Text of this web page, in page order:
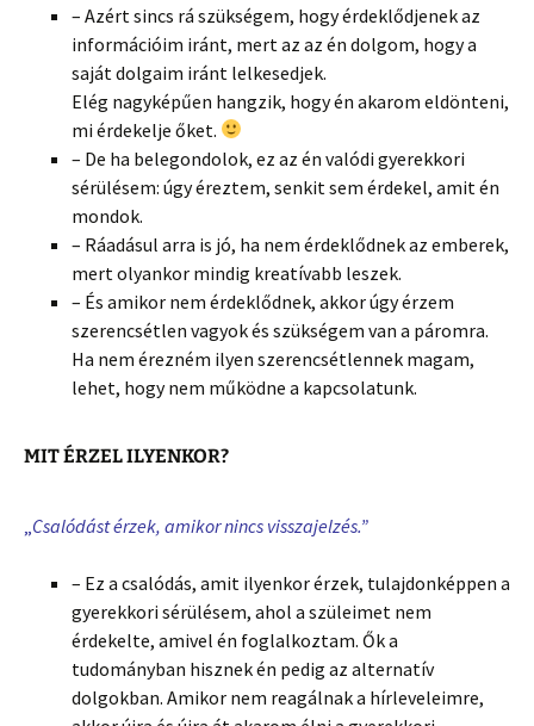
– Azért sincs rá szükségem, hogy érdeklődjenek az
információim iránt, mert az az én dolgom, hogy a
saját dolgaim iránt lelkesedjek.
Elég nagyképűen hangzik, hogy én akarom eldönteni,
mi érdekelje őket.
– De ha belegondolok, ez az én valódi gyerekkori
sérülésem: úgy éreztem, senkit sem érdekel, amit én
mondok.
– Ráadásul arra is jó, ha nem érdeklődnek az emberek,
mert olyankor mindig kreatívabb leszek.
– És amikor nem érdeklődnek, akkor úgy érzem
szerencsétlen vagyok és szükségem van a páromra.
Ha nem érezném ilyen szerencsétlennek magam,
lehet, hogy nem működne a kapcsolatunk.
MIT ÉRZEL ILYENKOR?
Csalódást érzek, amikor nincs visszajelzés.”
– Ez a csalódás, amit ilyenkor érzek, tulajdonképpen a
gyerekkori sérülésem, ahol a szüleimet nem
érdekelte, amivel én foglalkoztam. Ők a
tudományban hisznek én pedig az alternatív
dolgokban. Amikor nem reagálnak a hírleveleimre,